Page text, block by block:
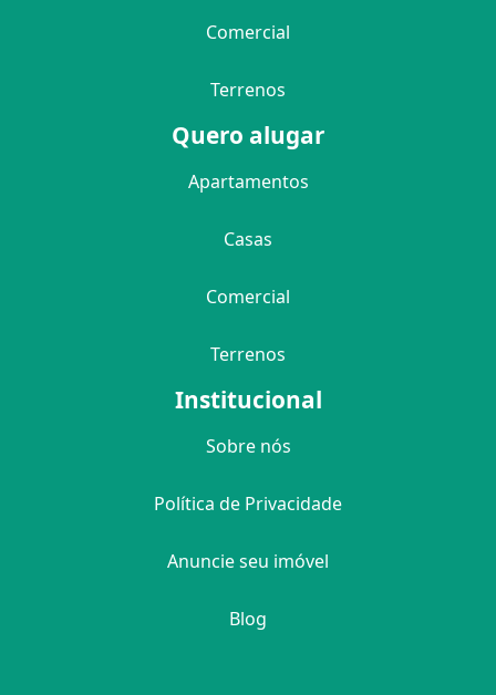
Comercial
Terrenos
Quero alugar
Apartamentos
Casas
Comercial
Terrenos
Institucional
Sobre nós
Política de Privacidade
Anuncie seu imóvel
Blog